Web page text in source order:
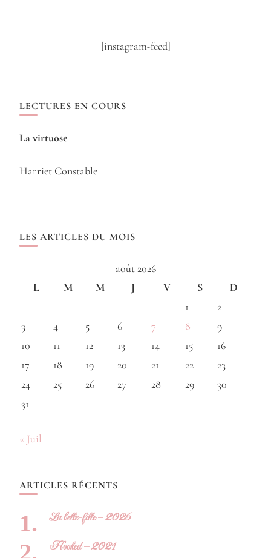
[instagram-feed]
LECTURES EN COURS
La virtuose
Harriet Constable
LES ARTICLES DU MOIS
août 2026
L
M M J V S
D
1
2
3
4 5 6 7 8
9
10
11 12 13 14 15
16
17
18 19 20 21 22
23
24
25 26 27 28 29
30
31
« Juil
ARTICLES RÉCENTS
La belle-fille – 2026
Hooked – 2021